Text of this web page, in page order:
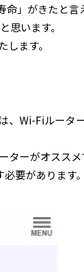
命」がきたと言
います。
ます。
、Wi-Fiルータ
ターがオススメ
要があります